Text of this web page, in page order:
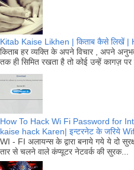
Kitab Kaise Likhen | किताब कैसे लिखें |
किताब हर व्यक्ति के अपने विचार , अपने
तक ही सिमित रखता है तो कोई उन्हें कागज़ पर
How To Hack Wi Fi Password for
kaise hack Karen| इन्टरनेट के जरिये
WI - FI अलायन्स के द्वारा बनाये गये ये दो
तार से चलने वाले कंप्यूटर नेटवर्क की सुरक...